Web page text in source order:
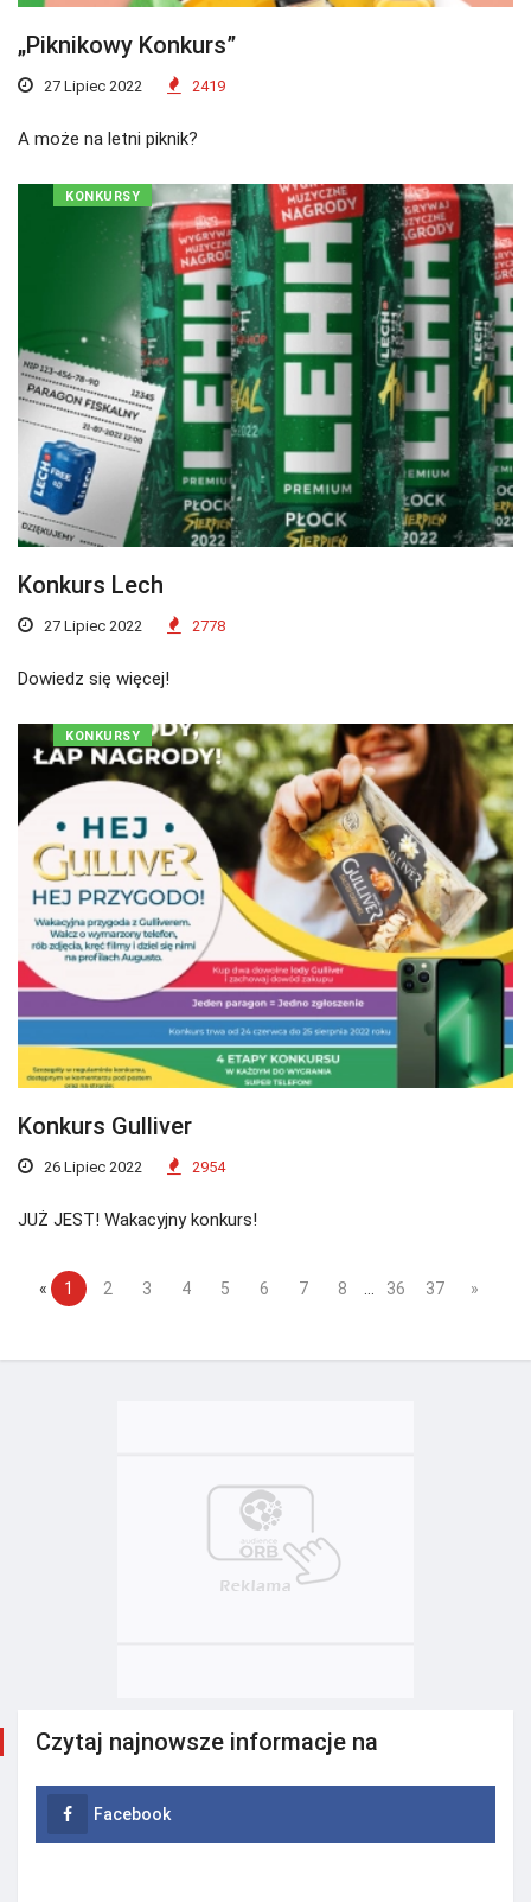
„Piknikowy Konkurs”
27 Lipiec 2022 2419
A może na letni piknik?
KONKURSY
Konkurs Lech
27 Lipiec 2022 2778
Dowiedz się więcej!
KONKURSY
Konkurs Gulliver
26 Lipiec 2022 2954
JUŻ JEST! Wakacyjny konkurs!
« 1 2 3 4 5 6 7 8 36 37 »
Czytaj najnowsze informacje na
Facebook